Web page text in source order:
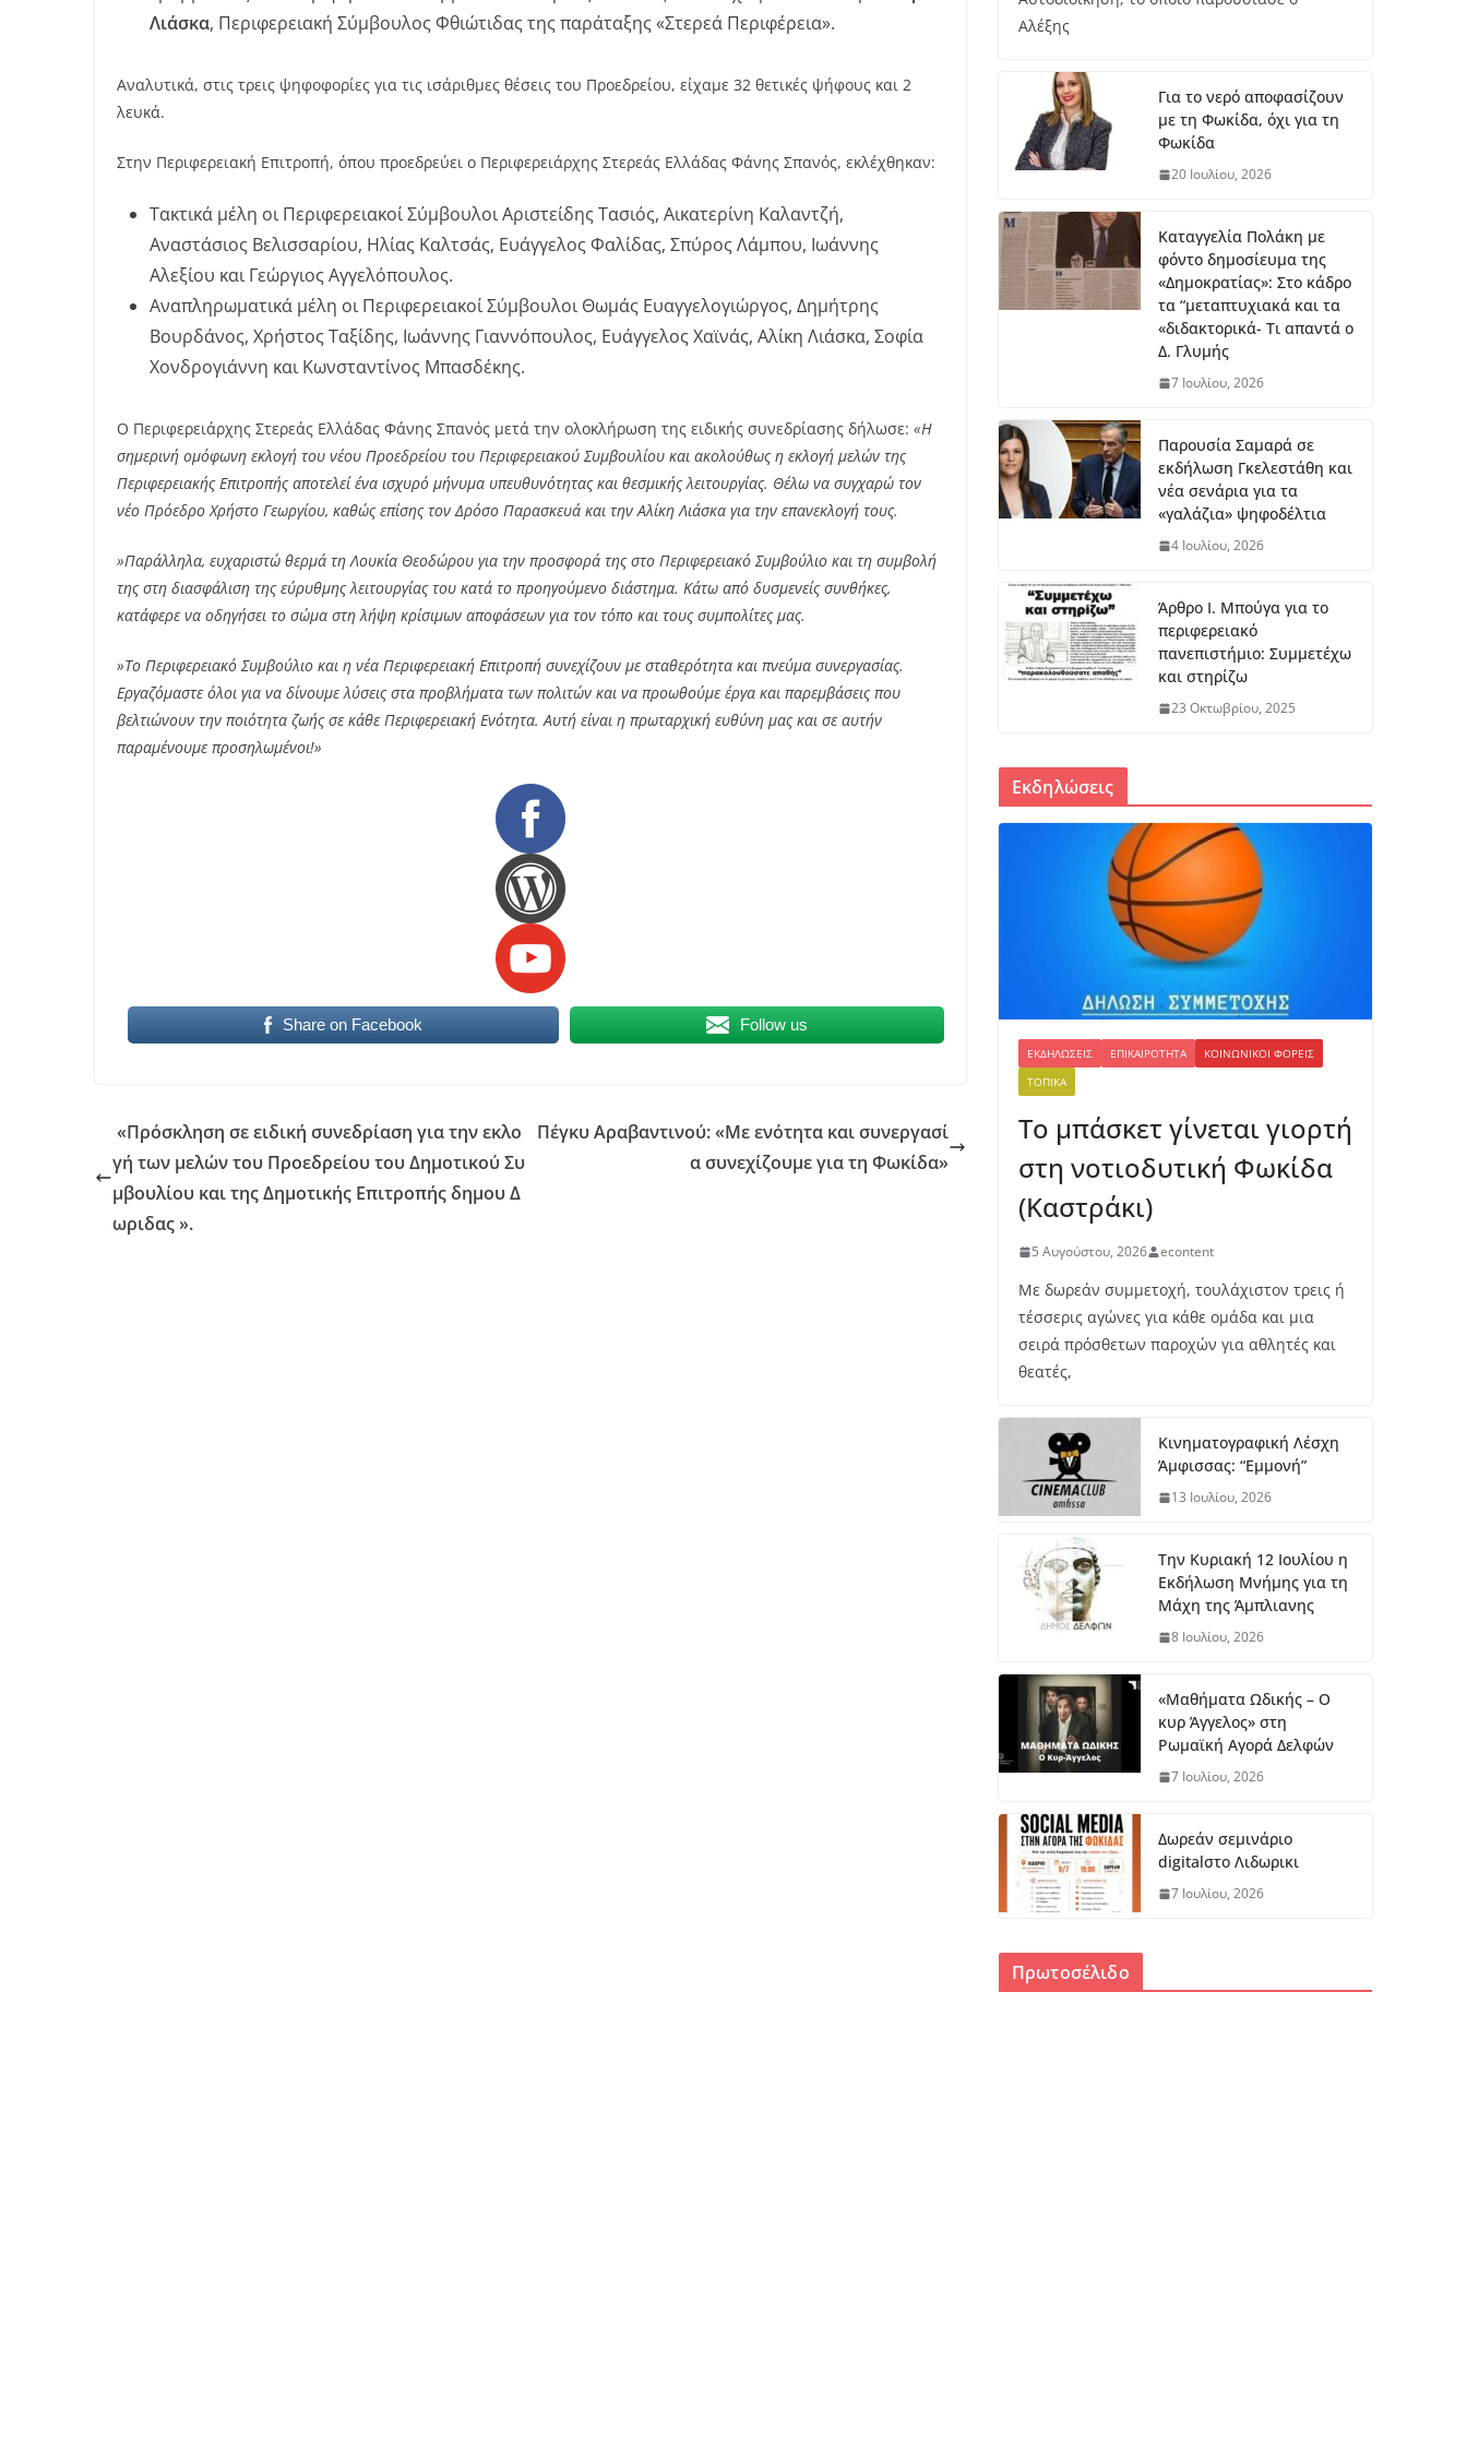
Λιάσκα, Περιφερειακή Σύμβουλος Φθιώτιδας της παράταξης «Στερεά Περιφέρεια».
Αναλυτικά, στις τρεις ψηφοφορίες για τις ισάριθμες θέσεις του Προεδρείου, είχαμε 32 θετικές ψήφους και 2
λευκά.
Στην Περιφερειακή Επιτροπή, όπου προεδρεύει ο Περιφερειάρχης Στερεάς Ελλάδας Φάνης Σπανός, εκλέχθηκαν:
Τακτικά μέλη οι Περιφερειακοί Σύμβουλοι Αριστείδης Τασιός, Αικατερίνη Καλαντζή,
Αναστάσιος Βελισσαρίου, Ηλίας Καλτσάς, Ευάγγελος Φαλίδας, Σπύρος Λάμπου, Ιωάννης
Αλεξίου και Γεώργιος Αγγελόπουλος.
Αναπληρωματικά μέλη οι Περιφερειακοί Σύμβουλοι Θωμάς Ευαγγελογιώργος, Δημήτρης
Βουρδάνος, Χρήστος Ταξίδης, Ιωάννης Γιαννόπουλος, Ευάγγελος Χαϊνάς, Αλίκη Λιάσκα, Σοφία
Χονδρογιάννη και Κωνσταντίνος Μπασδέκης.
Ο Περιφερειάρχης Στερεάς Ελλάδας Φάνης Σπανός μετά την ολοκλήρωση της ειδικής συνεδρίασης δήλωσε: «Η
σημερινή ομόφωνη εκλογή του νέου Προεδρείου του Περιφερειακού Συμβουλίου και ακολούθως η εκλογή μελών της
Περιφερειακής Επιτροπής αποτελεί ένα ισχυρό μήνυμα υπευθυνότητας και θεσμικής λειτουργίας. Θέλω να συγχαρώ τον
νέο Πρόεδρο Χρήστο Γεωργίου, καθώς επίσης τον Δρόσο Παρασκευά και την Αλίκη Λιάσκα για την επανεκλογή τους.
»Παράλληλα, ευχαριστώ θερμά τη Λουκία Θεοδώρου για την προσφορά της στο Περιφερειακό Συμβούλιο και τη συμβολή
της στη διασφάλιση της εύρυθμης λειτουργίας του κατά το προηγούμενο διάστημα. Κάτω από δυσμενείς συνθήκες,
κατάφερε να οδηγήσει το σώμα στη λήψη κρίσιμων αποφάσεων για τον τόπο και τους συμπολίτες μας.
»Το Περιφερειακό Συμβούλιο και η νέα Περιφερειακή Επιτροπή συνεχίζουν με σταθερότητα και πνεύμα συνεργασίας.
Εργαζόμαστε όλοι για να δίνουμε λύσεις στα προβλήματα των πολιτών και να προωθούμε έργα και παρεμβάσεις που
βελτιώνουν την ποιότητα ζωής σε κάθε Περιφερειακή Ενότητα. Αυτή είναι η πρωταρχική ευθύνη μας και σε αυτήν
παραμένουμε προσηλωμένοι!»
Share on Facebook Follow us
«Πρόσκληση σε ειδική συνεδρίαση για την εκλο
γή των μελών του Προεδρείου του Δημοτικού Συ
μβουλίου και της Δημοτικής Επιτροπής δημου Δ
ωριδας ».
Πέγκυ Αραβαντινού: «Με ενότητα και συνεργασί
α συνεχίζουμε για τη Φωκίδα»
Αλέξης
Για το νερό αποφασίζουν
με τη Φωκίδα, όχι για τη
Φωκίδα
20 Ιουλίου, 2026
Καταγγελία Πολάκη με
φόντο δημοσίευμα της
«Δημοκρατίας»: Στο κάδρο
τα “μεταπτυχιακά και τα
«διδακτορικά- Τι απαντά ο
Δ. Γλυμής
7 Ιουλίου, 2026
Παρουσία Σαμαρά σε
εκδήλωση Γκελεστάθη και
νέα σενάρια για τα
«γαλάζια» ψηφοδέλτια
4 Ιουλίου, 2026
Άρθρο Ι. Μπούγα για το
περιφερειακό
πανεπιστήμιο: Συμμετέχω
και στηρίζω
23 Οκτωβρίου, 2025
Εκδηλώσεις
ΕΚΔΗΛΏΣΕΙΣ ΕΠΙΚΑΙΡΌΤΗΤΑ
ΚΟΙΝΩΝΙΚΟΊ ΦΟΡΕΊΣ
ΤΟΠΙΚΆ
Το μπάσκετ γίνεται γιορτή
στη νοτιοδυτική Φωκίδα
(Καστράκι)
5 Αυγούστου, 2026 econtent
Με δωρεάν συμμετοχή, τουλάχιστον τρεις ή
τέσσερις αγώνες για κάθε ομάδα και μια
σειρά πρόσθετων παροχών για αθλητές και
θεατές,
Κινηματογραφική Λέσχη
Άμφισσας: “Εμμονή”
13 Ιουλίου, 2026
Την Κυριακή 12 Ιουλίου η
Εκδήλωση Μνήμης για τη
Μάχη της Άμπλιανης
8 Ιουλίου, 2026
«Μαθήματα Ωδικής – Ο
κυρ Άγγελος» στη
Ρωμαϊκή Αγορά Δελφών
7 Ιουλίου, 2026
Δωρεάν σεμινάριο
digitalστο Λιδωρικι
7 Ιουλίου, 2026
Πρωτοσέλιδο